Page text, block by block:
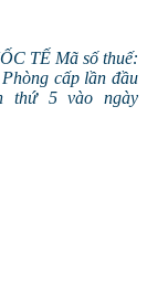
TẾ Mã số thuế:
cấp lần đầu
thứ 5 vào ngày